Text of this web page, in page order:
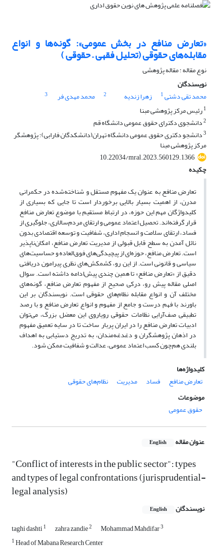
«تعارض منافع در بخش عمومی»: گونه‌ها و انواع
مقابله‌های حقوقی (تحلیل فقهی – حقوقی )
نوع مقاله : مقاله پژوهشی
نویسندگان
محمد تقی دشتی1 زهرا زندیه 2 محمد مهدی فر
3
1رئیس مرکز پژوهشی مبنا
2دانشجوی دکترای حقوق عمومی دانشگاه قم
3دانشجو دکتری حقوق عمومی دانشگاه تهران(دانشکدگان فارابی)؛ پژوهشگر
مرکز پژوهشی مبنا
10.22034/mral.2023.560129.1366
چکیده
تعارض منافع به عنوان یک مفهوم مستقل و شناخته‌شده در حکمرانی
مدرن، از اهمیت بسیار بالایی برخوردار است تا جایی که بسیاری از
کلید‌واژگان مهم این حوزه، در ارتباط مستقیم با موضوع تعارض منافع
قرار گرفته‌اند. تحصیل اعتماد عمومی و ارتقای مردم‌سالاری، جلوگیری از
فساد، ارتقای سلامت و انسجام اداری، شفافیت و توسعه اقتصادی بدون
نائل آمدن به سطح قابل قبولی از مدیریت تعارض منافع، امکان‌ناپذیر
است. تعارض منافع، حوزه‌ای از پیچیدگی‌های فوق‌العاده و حساسیت‌های
سیاسی و قانونی است. از این رو، کشمکش‌های نظری پیرامون دریافتی
دقیق از «تعارض منافع» تا همین چندی پیش‌ادامه داشته‌ است. سوال
اصلی مقاله پیش رو، درکی صحیح از مفهوم تعارض منافع، گونه‌های
مختلف آن و انواع مقابله نظام‌های حقوقی است. نویسندگان بر این
باورند با فهم درست و جامع از مفهوم و انواع تعارض منافع و با رصد
تطبیقی صف‌آرایی نظامات حقوقی رویاروی این معضل بزرگ، می‌توان
ادبیات تعارض منافع را در ایران پربار ساخت تا در سایه تعمیق مفهوم
در اذهان پژوهشگران و دغدغه‌مندان، به تدریج دستیابی به اهداف
بلندی هم‌چون کسب اعتماد عمومی، عدالت و شفافیت ممکن شود.
کلیدواژه‌ها
تعارض منافع
فساد مدیریت
نظام‌های حقوقی
موضوعات
حقوق عمومی
عنوان مقاله English
"Conflict of interests in the public sector": types
and types of legal confrontations (jurisprudential-
legal analysis)
نویسندگان English
taghi dashti1 zahra zandie2 Mohammad Mahdifar3
1Head of Mabana Research Center